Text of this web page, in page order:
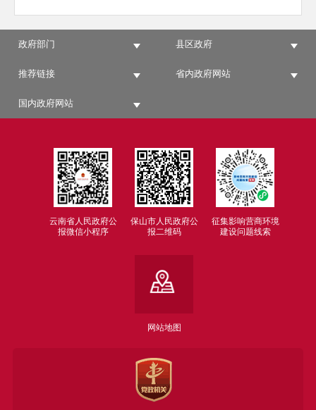
政府部门 县区政府
推荐链接 省内政府网站
国内政府网站
云南省人民政府公
报微信小程序
保山市人民政府公
报二维码
征集影响营商环境
建设问题线索
网站地图